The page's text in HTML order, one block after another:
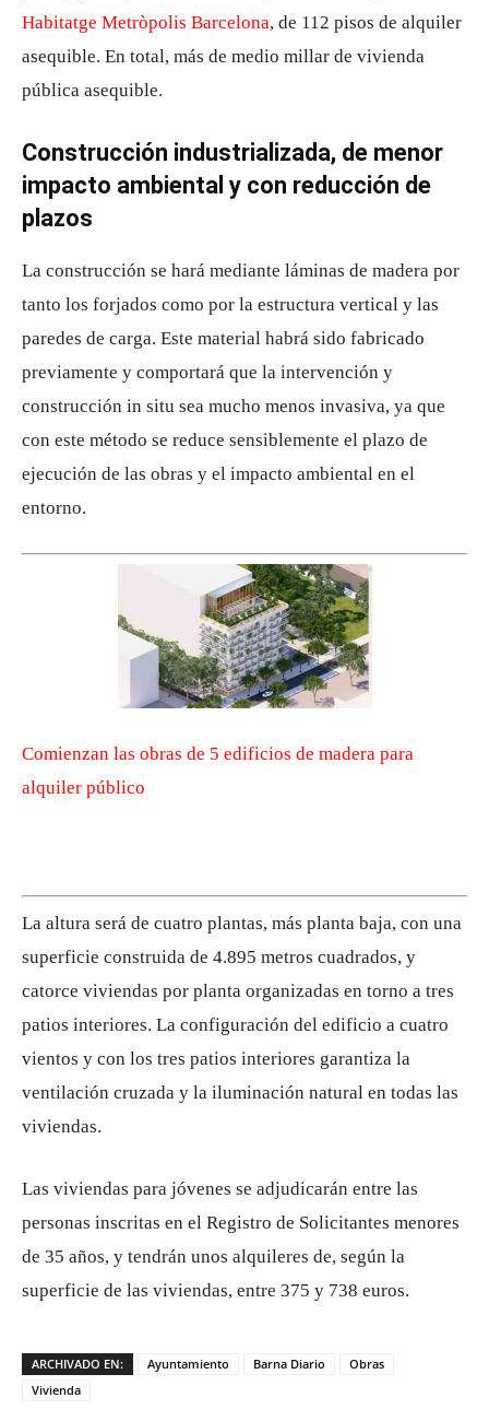
Habitatge Metròpolis Barcelona, ​​de 112 pisos de alquiler
asequible. En total, más de medio millar de vivienda
pública asequible.
Construcción industrializada, de menor
impacto ambiental y con reducción de
plazos
La construcción se hará mediante láminas de madera por
tanto los forjados como por la estructura vertical y las
paredes de carga. Este material habrá sido fabricado
previamente y comportará que la intervención y
construcción in situ sea mucho menos invasiva, ya que
con este método se reduce sensiblemente el plazo de
ejecución de las obras y el impacto ambiental en el
entorno.
Comienzan las obras de 5 edificios de madera para
alquiler público
La altura será de cuatro plantas, más planta baja, con una
superficie construida de 4.895 metros cuadrados, y
catorce viviendas por planta organizadas en torno a tres
patios interiores. La configuración del edificio a cuatro
vientos y con los tres patios interiores garantiza la
ventilación cruzada y la iluminación natural en todas las
viviendas.
Las viviendas para jóvenes se adjudicarán entre las
personas inscritas en el Registro de Solicitantes menores
de 35 años, y tendrán unos alquileres de, según la
superficie de las viviendas, entre 375 y 738 euros.
ARCHIVADO EN: Ayuntamiento Barna Diario
Obras
Vivienda